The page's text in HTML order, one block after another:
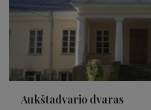
Aukštadvario dvaras